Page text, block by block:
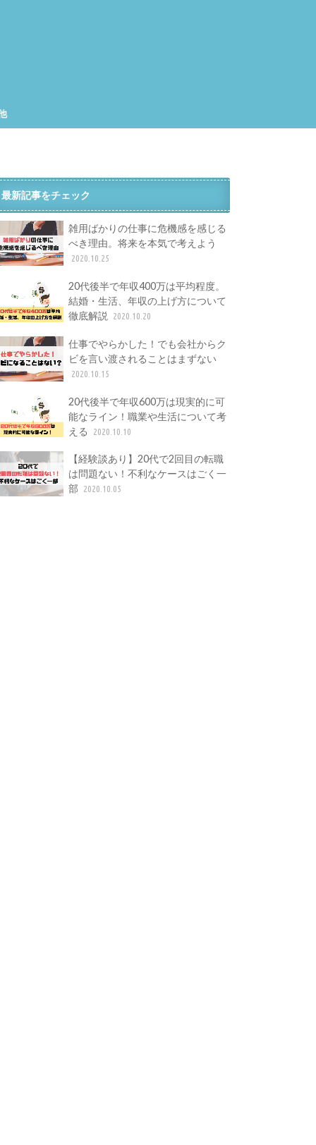
最新記事をチェック
雑用ばかりの仕事に危機感を感じる
べき理由。将来を本気で考えよう
2020.10.25
20代後半で年収400万は平均程度。
結婚・生活、年収の上げ方について
徹底解説
2020.10.20
仕事でやらかした！でも会社からク
ビを言い渡されることはまずない
2020.10.15
20代後半で年収600万は現実的に可
能なライン！職業や生活について考
える
2020.10.10
【経験談あり】20代で2回目の転職
は問題ない！不利なケースはごく一
部
2020.10.05